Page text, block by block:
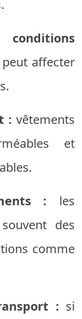
affecter
: vêtements
et
: les
des
comme
: si